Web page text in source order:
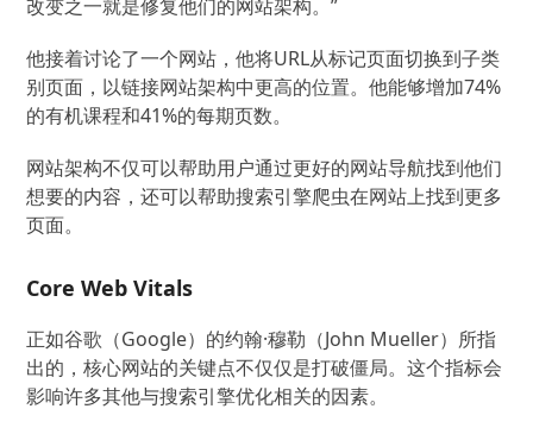
改变之一就是修复他们的网站架构。”
他接着讨论了一个网站，他将URL从标记页面切换到子类
别页面，以链接网站架构中更高的位置。他能够增加74%
的有机课程和41%的每期页数。
网站架构不仅可以帮助用户通过更好的网站导航找到他们
想要的内容，还可以帮助搜索引擎爬虫在网站上找到更多
页面。
Core Web Vitals
正如谷歌（Google）的约翰·穆勒（John Mueller）所指
出的，核心网站的关键点不仅仅是打破僵局。这个指标会
影响许多其他与搜索引擎优化相关的因素。